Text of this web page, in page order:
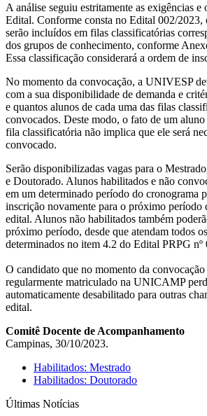
A análise seguiu estritamente as exigências
Edital. Conforme consta no Edital 002/2023,
serão incluídos em filas classificatórias
dos grupos de conhecimento, conforme
Essa classificação considerará a ordem de
No momento da convocação, a UNIVESP
com a sua disponibilidade de demanda e
e quantos alunos de cada uma das filas
convocados. Deste modo, o fato de um aluno
fila classificatória não implica que ele será
convocado.
Serão disponibilizadas vagas para o
e Doutorado. Alunos habilitados e não
em um determinado período do cronograma
inscrição novamente para o próximo período
edital. Alunos não habilitados também
próximo período, desde que atendam todos
determinados no item 4.2 do Edital PRPG nº
O candidato que no momento da
regularmente matriculado na UNICAMP
automaticamente desabilitado para outras
edital.
Comitê Docente de Acompanhamento
Campinas, 30/10/2023.
Habilitados: Mestrado
Habilitados: Doutorado
Últimas Notícias